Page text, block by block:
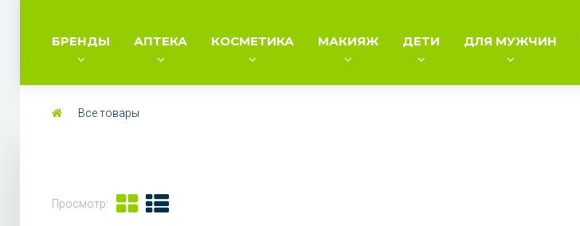
БРЕНДЫ АПТЕКА КОСМЕТИКА МАКИЯЖ ДЕТИ ДЛЯ МУЖЧИН
Все товары
Просмотр: